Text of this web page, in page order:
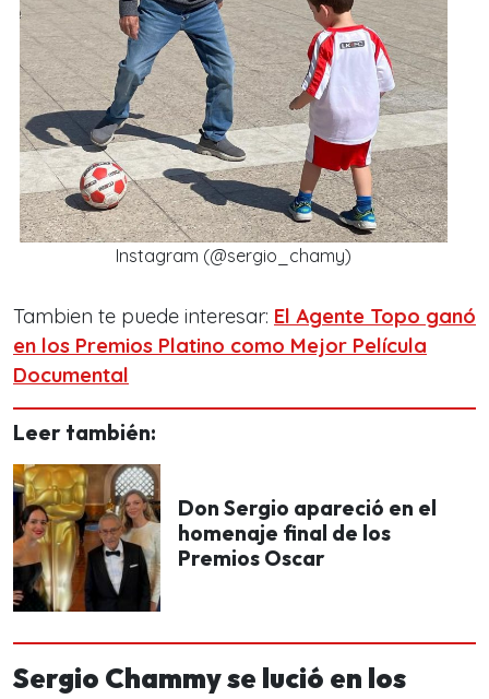
Instagram (@sergio_chamy)
Tambien te puede interesar: El Agente Topo ganó
en los Premios Platino como Mejor Película
Documental
Leer también:
Don Sergio apareció en el
homenaje final de los
Premios Oscar
Sergio Chammy se lució en los